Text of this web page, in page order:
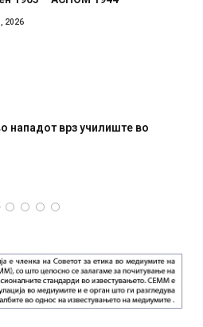
2026
врз училиште во